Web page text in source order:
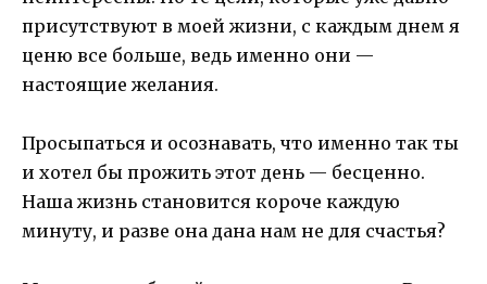
присутствуют в моей жизни, с каждым днем я
ценю все больше, ведь именно они —
настоящие желания.
Просыпаться и осознавать, что именно так ты
и хотел бы прожить этот день — бесценно.
Наша жизнь становится короче каждую
минуту, и разве она дана нам не для счастья?